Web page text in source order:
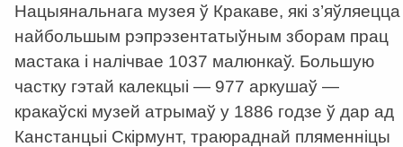
Нацыянальнага музея ў Кракаве, які з’яўляецца
найбольшым рэпрэзентатыўным зборам прац
мастака і налічвае 1037 малюнкаў. Большую
частку гэтай калекцыі — 977 аркушаў —
кракаўскі музей атрымаў у 1886 годзе ў дар ад
Канстанцыі Скірмунт, траюраднай пляменніцы